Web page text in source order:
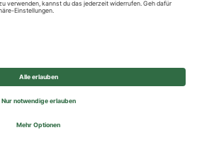
Group - All rights reserved